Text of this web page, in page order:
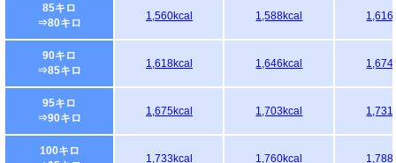
85キロ
⇒80キロ
1,560kcal 1,588kcal
90キロ
⇒85キロ
1,618kcal 1,646kcal
95キロ
⇒90キロ
1,675kcal 1,703kcal
100キロ
1,733kcal 1,760kcal